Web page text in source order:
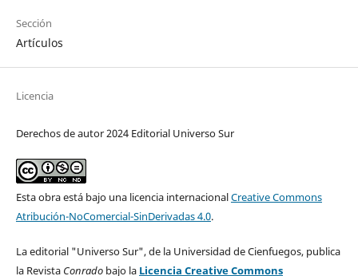
Sección
Artículos
Licencia
Derechos de autor 2024 Editorial Universo Sur
Esta obra está bajo una licencia internacionalCreative Commons
Atribución-NoComercial-SinDerivadas 4.0.
La editorial "Universo Sur", de la Universidad de Cienfuegos, publica
la Revista Conradobajo la Licencia Creative Commons